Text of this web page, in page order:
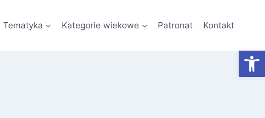
Tematyka Kategorie wiekowe Patronat Kontakt